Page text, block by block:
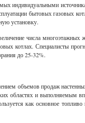
индивидуальными
бытовых газовых
установку.
числа
котлах. Специалисты
до 25-32%.
объемов продаж
областях и выполняемым
как основное